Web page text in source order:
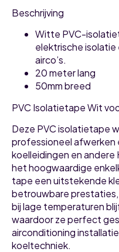
Beschrijving
Witte PVC-
elektrische isolatie
airco’s.
20 meter lang
50mm breed
PVC Isolatietape Wit
Deze PVC isolatietape
professioneel afwerken
koelleidingen en andere
het hoogwaardige
tape een uitstekende
betrouwbare
bij lage temperaturen
waardoor ze perfect
airconditioning
koeltechniek.